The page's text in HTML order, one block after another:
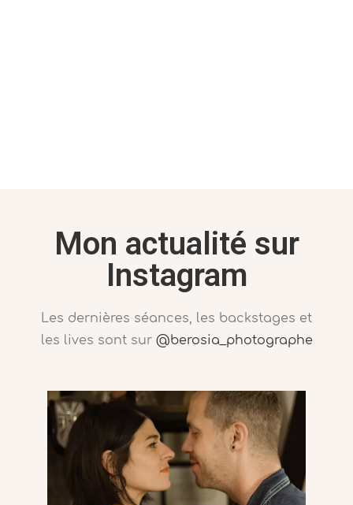
Mon actualité sur
Instagram
Les dernières séances, les backstages et
les lives sont sur @berosia_photographe